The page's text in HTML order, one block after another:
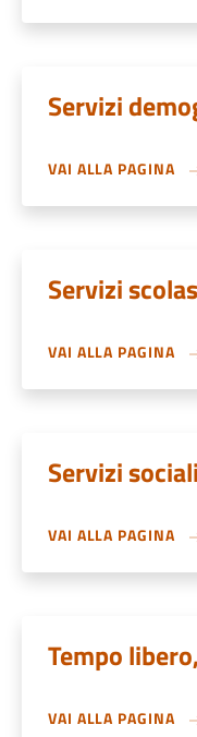
Servizi
VAI ALLA PAGINA
Servizi
VAI ALLA PAGINA
Servizi sociali
VAI ALLA PAGINA
Tempo
VAI ALLA PAGINA